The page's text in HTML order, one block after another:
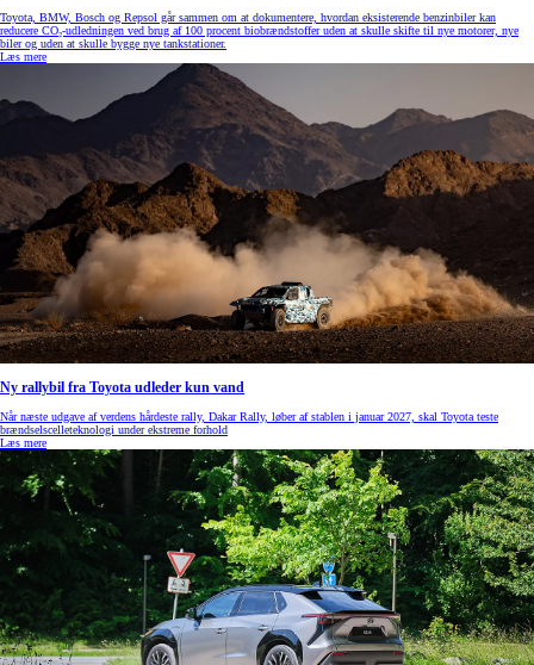
Toyota, BMW, Bosch og Repsol går sammen om at dokumentere, hvordan eksisterende benzinbiler kan
reducere CO₂-udledningen ved brug af 100 procent biobrændstoffer uden at skulle skifte til nye motorer, nye
biler og uden at skulle bygge nye tankstationer.
Læs mere
Ny rallybil fra Toyota udleder kun vand
Når næste udgave af verdens hårdeste rally, Dakar Rally, løber af stablen i januar 2027, skal Toyota teste
brændselscelleteknologi under ekstreme forhold
Læs mere